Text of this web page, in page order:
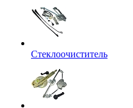
Стеклоочиститель